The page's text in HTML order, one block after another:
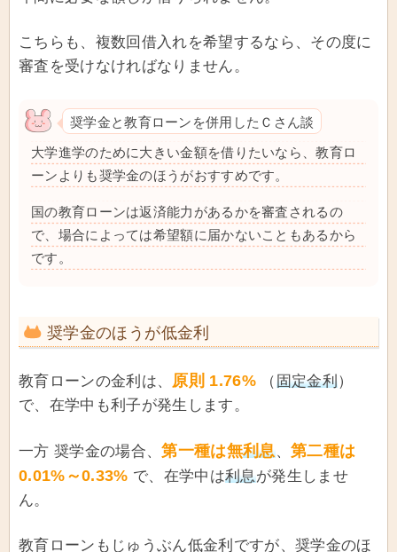
こちらも、複数回借入れを希望するなら、その度に
審査を受けなければなりません。
奨学金と教育ローンを併用したＣさん談
大学進学のために大きい金額を借りたいなら、教育ロ
ーンよりも奨学金のほうがおすすめです。
国の教育ローンは返済能力があるかを審査されるの
で、場合によっては希望額に届かないこともあるから
です。
奨学金のほうが低金利
教育ローンの金利は、 原則 1.76% （固定金利）
で、在学中も利子が発生します。
一方 奨学金の場合、第一種は無利息、第二種は
0.01%～0.33% で、在学中は利息が発生しませ
ん。
教育ローンもじゅうぶん低金利ですが、奨学金のほ